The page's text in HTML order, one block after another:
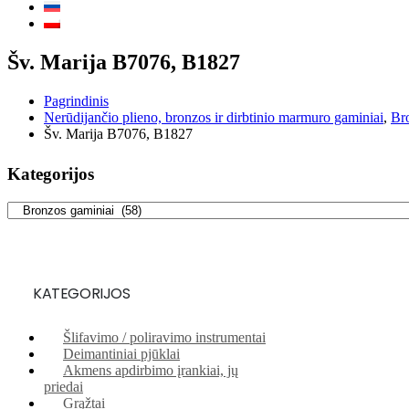
Šv. Marija B7076, B1827
Pagrindinis
Nerūdijančio plieno, bronzos ir dirbtinio marmuro gaminiai,
Šv. Marija B7076, B1827
Kategorijos
KATEGORIJOS
Šlifavimo / poliravimo instrumentai
Deimantiniai pjūklai
Akmens apdirbimo įrankiai, jų
priedai
Grąžtai